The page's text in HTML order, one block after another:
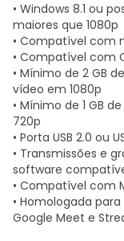
• Windows 8.1 ou
maiores que 1080p
• Compatível com
• Compatível com
• Mínimo de 2 GB
vídeo em 1080p
• Mínimo de 1 GB
720p
• Porta USB 2.0 ou
• Transmissões e
software
• Compatível com
• Homologada
Google Meet e